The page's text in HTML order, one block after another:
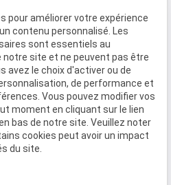
pour améliorer votre expérience
contenu personnalisé. Les
sont essentiels au
site et ne peuvent pas être
avez le choix d'activer ou de
de performance et
Vous pouvez modifier vos
moment en cliquant sur le lien
bas de notre site. Veuillez noter
cookies peut avoir un impact
du site.